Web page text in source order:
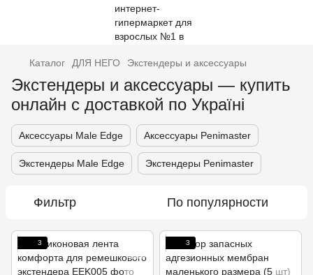
Каталог ДЛЯ НЕГО Экстендеры и аксессуары
Экстендеры и аксессуары — купить
онлайн с доставкой по Україні
Аксессуары Male Edge Аксессуары Penimaster
Экстендеры Male Edge Экстендеры Penimaster
Фильтр По популярности
3 3